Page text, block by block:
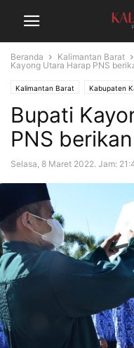
Beranda Kalimantan Barat
Kayong Utara Harap PNS
Kalimantan Barat Kabupaten
Bupati
PNS
Selasa, 8 Maret 2022. Jam: